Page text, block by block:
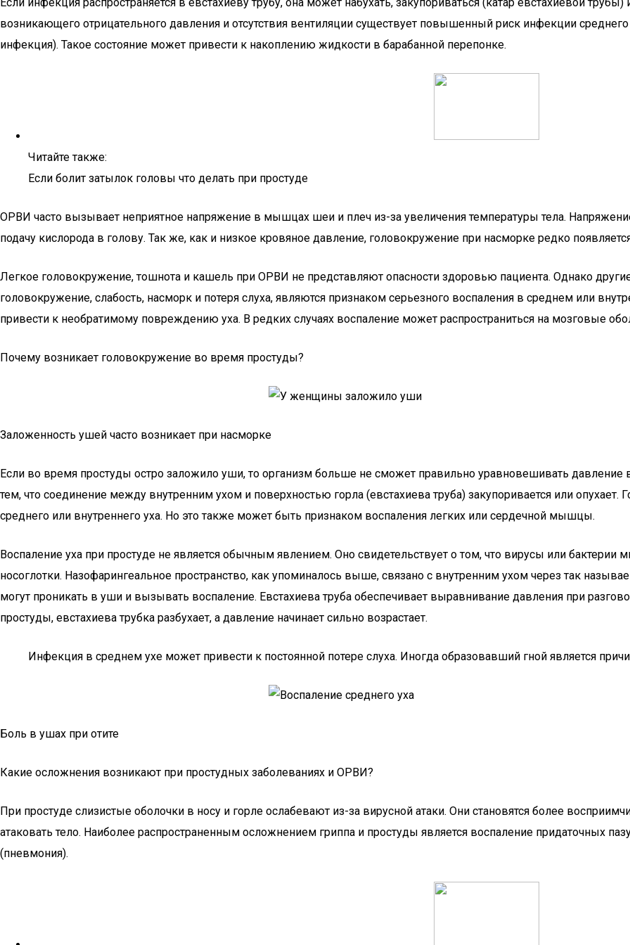
возникающего отрицательного давления и отсутствия вентиляции существует повышенный риск инфекции
инфекция). Такое состояние может привести к накоплению жидкости в барабанной перепонке.
Читайте также:
Если болит затылок головы что делать при простуде
ОРВИ часто вызывает неприятное напряжение в мышцах шеи и плеч из-за увеличения температуры тела.
подачу кислорода в голову. Так же, как и низкое кровяное давление, головокружение при насморке редко
Легкое головокружение, тошнота и кашель при ОРВИ не представляют опасности здоровью пациента. Однако
головокружение, слабость, насморк и потеря слуха, являются признаком серьезного воспаления в среднем или
привести к необратимому повреждению уха. В редких случаях воспаление может распространиться на мозговые
Почему возникает головокружение во время простуды?
Заложенность ушей часто возникает при насморке
Если во время простуды остро заложило уши, то организм больше не сможет правильно уравновешивать давление
тем, что соединение между внутренним ухом и поверхностью горла (евстахиева труба) закупоривается или опухает.
среднего или внутреннего уха. Но это также может быть признаком воспаления легких или сердечной мышцы.
Воспаление уха при простуде не является обычным явлением. Оно свидетельствует о том, что вирусы или бактерии
носоглотки. Назофарингеальное пространство, как упоминалось выше, связано с внутренним ухом через так
могут проникать в уши и вызывать воспаление. Евстахиева труба обеспечивает выравнивание давления при
простуды, евстахиева трубка разбухает, а давление начинает сильно возрастает.
Инфекция в среднем ухе может привести к постоянной потере слуха. Иногда образовавший гной является
Боль в ушах при отите
Какие осложнения возникают при простудных заболеваниях и ОРВИ?
При простуде слизистые оболочки в носу и горле ослабевают из-за вирусной атаки. Они становятся более
атаковать тело. Наиболее распространенным осложнением гриппа и простуды является воспаление придаточных
(пневмония).